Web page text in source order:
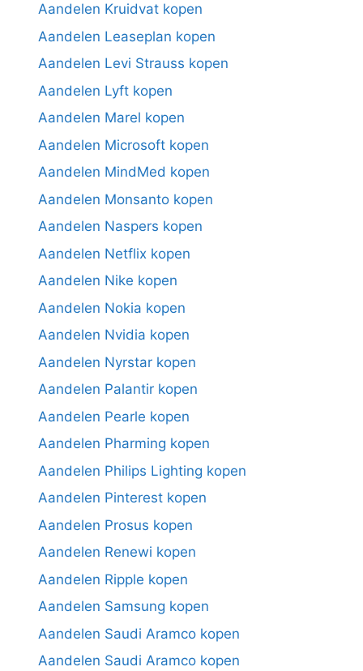
Aandelen Kruidvat kopen
Aandelen Leaseplan kopen
Aandelen Levi Strauss kopen
Aandelen Lyft kopen
Aandelen Marel kopen
Aandelen Microsoft kopen
Aandelen MindMed kopen
Aandelen Monsanto kopen
Aandelen Naspers kopen
Aandelen Netflix kopen
Aandelen Nike kopen
Aandelen Nokia kopen
Aandelen Nvidia kopen
Aandelen Nyrstar kopen
Aandelen Palantir kopen
Aandelen Pearle kopen
Aandelen Pharming kopen
Aandelen Philips Lighting kopen
Aandelen Pinterest kopen
Aandelen Prosus kopen
Aandelen Renewi kopen
Aandelen Ripple kopen
Aandelen Samsung kopen
Aandelen Saudi Aramco kopen
Aandelen Saudi Aramco kopen